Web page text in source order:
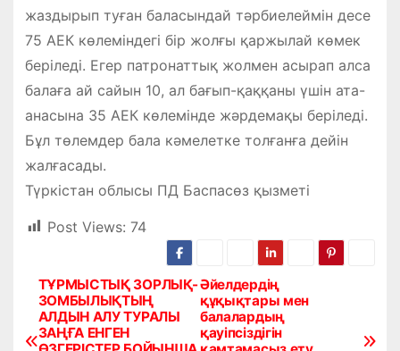
жаздырып туған баласындай тәрбиелеймін десе
75 АЕК көлеміндегі бір жолғы қаржылай көмек
беріледі. Егер патронаттық жолмен асырап алса
балаға ай сайын 10, ал бағып-қаққаны үшін ата-
анасына 35 АЕК көлемінде жәрдемақы беріледі.
Бұл төлемдер бала кәмелетке толғанға дейін
жалғасады.
Түркістан облысы ПД Баспасөз қызметі
Post Views: 74
Н
а
Әйелдердің
құқықтары мен
балалардың
қауіпсіздігін
ТҰРМЫСТЫҚ ЗОРЛЫҚ-
ЗОМБЫЛЫҚТЫҢ
АЛДЫН АЛУ ТУРАЛЫ
ЗАҢҒА ЕНГЕН